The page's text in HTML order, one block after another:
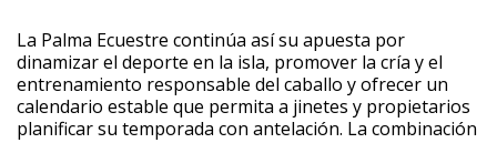
La Palma Ecuestre continúa así su apuesta por
dinamizar el deporte en la isla, promover la cría y el
entrenamiento responsable del caballo y ofrecer un
calendario estable que permita a jinetes y propietarios
planificar su temporada con antelación. La combinación